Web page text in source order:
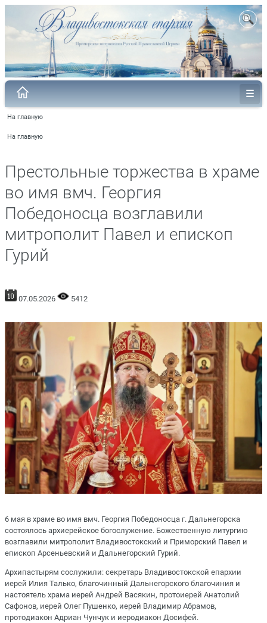
На главную
На главную
Престольные торжества в храме
во имя вмч. Георгия
Победоносца возглавили
митрополит Павел и епископ
Гурий
07.05.2026 5412
6 мая в храме во имя вмч. Георгия Победоносца г. Дальнегорска
состоялось архиерейское богослужение. Божественную литургию
возглавили митрополит Владивостокский и Приморский Павел и
епископ Арсеньевский и Дальнегорский Гурий.
Архипастырям сослужили: секретарь Владивостокской епархии
иерей Илия Талько, благочинный Дальнегорского благочиния и
настоятель храма иерей Андрей Васякин, протоиерей Анатолий
Сафонов, иерей Олег Пушенко, иерей Владимир Абрамов,
протодиакон Адриан Чунчук и иеродиакон Досифей.